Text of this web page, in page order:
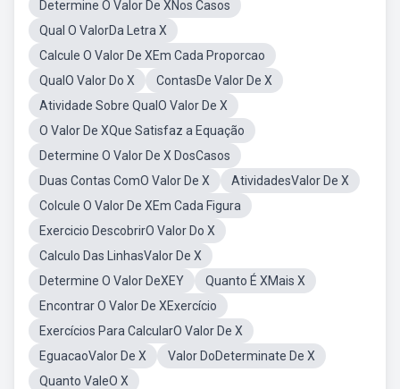
Determine O Valor De XNos Casos
Qual O ValorDa Letra X
Calcule O Valor De XEm Cada Proporcao
QualO Valor Do X
ContasDe Valor De X
Atividade Sobre QualO Valor De X
O Valor De XQue Satisfaz a Equação
Determine O Valor De X DosCasos
Duas Contas ComO Valor De X
AtividadesValor De X
Colcule O Valor De XEm Cada Figura
Exercicio DescobrirO Valor Do X
Calculo Das LinhasValor De X
Determine O Valor DeXEY
Quanto É XMais X
Encontrar O Valor De XExercício
Exercícios Para CalcularO Valor De X
EguacaoValor De X
Valor DoDeterminate De X
Quanto ValeO X